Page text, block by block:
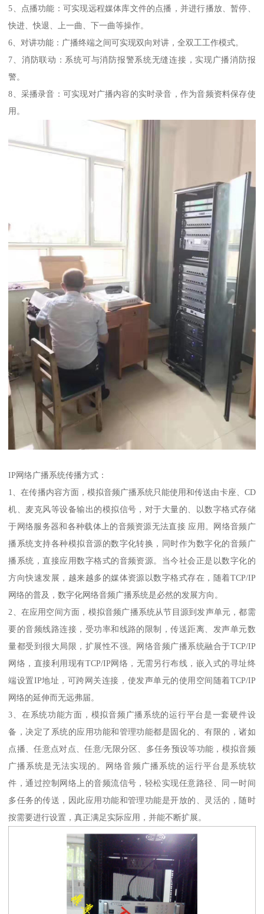
5、点播功能：可实现远程媒体库文件的点播，并进行播放、暂停、
快进、快退、上一曲、下一曲等操作。
6、对讲功能：广播终端之间可实现双向对讲，全双工工作模式。
7、消防联动：系统可与消防报警系统无缝连接，实现广播消防报
警。
8、采播录音：可实现对广播内容的实时录音，作为音频资料保存使
用。
IP网络广播系统传播方式：
1、在传播内容方面，模拟音频广播系统只能使用和传送由卡座、CD
机、麦克风等设备输出的模拟信号，对于大量的、以数字格式存储
于网络服务器和各种载体上的音频资源无法直接 应用。网络音频广
播系统支持各种模拟音源的数字化转换，同时作为数字化的音频广
播系统，直接应用数字格式的音频资源。当今社会正是以数字化的
方向快速发展，越来越多的媒体资源以数字格式存在，随着TCP/IP
网络的普及，数字化网络音频广播系统是必然的发展方向。
2、在应用空间方面，模拟音频广播系统从节目源到发声单元，都需
要的音频线路连接，受功率和线路的限制，传送距离、发声单元数
量都受到很大局限，扩展性不强。网络音频广播系统融合于TCP/IP
网络，直接利用现有TCP/IP网络，无需另行布线，嵌入式的寻址终
端设置IP地址，可跨网关连接，使发声单元的使用空间随着TCP/IP
网络的延伸而无远弗届。
3、在系统功能方面，模拟音频广播系统的运行平台是一套硬件设
备，决定了系统的应用功能和管理功能都是固化的、有限的，诸如
点播、任意点对点、任意/无限分区、多任务预设等功能，模拟音频
广播系统是无法实现的。网络音频广播系统的运行平台是系统软
件，通过控制网络上的音频流信号，轻松实现任意路径、同一时间
多任务的传送，因此应用功能和管理功能是开放的、灵活的，随时
按需要进行设置，真正满足实际应用，并能不断扩展。